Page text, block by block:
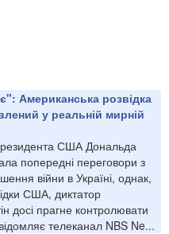
Американська розвідка
у реальній мирній
США Дональда
попередні переговори з
війни в Україні, однак,
США, диктатор
досі прагне контролювати
телеканал NBS Ne...